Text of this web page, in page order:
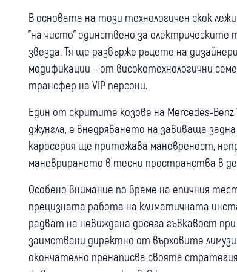
В основата на този технологичен скок
"на чисто" единствено за електрическите
звезда. Тя ще развърже ръцете на
модификации – от високотехнологични
трансфер на VIP персони.
Един от скритите козове на Mercedes-
джунгла, е внедряването на завиваща
каросерия ще притежава маневреност,
маневрирането в тесни пространства в
Особено внимание по време на епичния
прецизната работа на климатичната
радват на невиждана досега гъвкавост
заимствани директно от върховите
окончателно пренаписва своята